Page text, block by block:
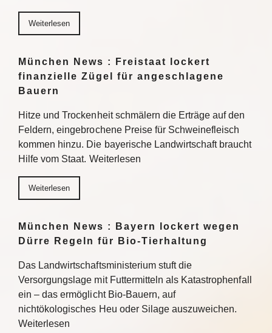
Weiterlesen
München News : Freistaat lockert
finanzielle Zügel für angeschlagene
Bauern
Hitze und Trockenheit schmälern die Erträge auf den
Feldern, eingebrochene Preise für Schweinefleisch
kommen hinzu. Die bayerische Landwirtschaft braucht
Hilfe vom Staat. Weiterlesen
Weiterlesen
München News : Bayern lockert wegen
Dürre Regeln für Bio-Tierhaltung
Das Landwirtschaftsministerium stuft die
Versorgungslage mit Futtermitteln als Katastrophenfall
ein – das ermöglicht Bio-Bauern, auf
nichtökologisches Heu oder Silage auszuweichen.
Weiterlesen